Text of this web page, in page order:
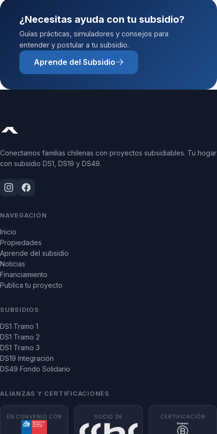
¿Necesitas ayuda con tu subsidio?
Guías prácticas, simuladores y consejos para
entender y postular a tu subsidio.
Aprende del Subsidio
Conectamos familias chilenas con proyectos subsidiables. Tu hogar
con subsidio DS1, DS19 y DS49.
NAVEGACIÓN
Inicio
Propiedades
Aprende del subsidio
Noticias
Financiamiento
Publica tu proyecto
SUBSIDIOS
DS1 Tramo 1
DS1 Tramo 2
DS1 Tramo 3
DS19 Integración
DS49 Fondo Solidario
ALIANZAS Y CERTIFICACIONES
EN CONVENIO CON SOCIO DE CERTIFICACIÓN